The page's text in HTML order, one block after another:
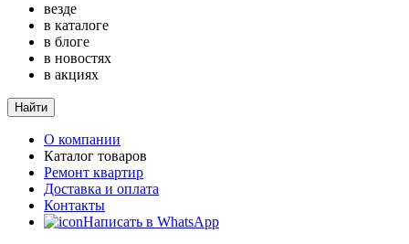
везде
в каталоге
в блоге
в новостях
в акциях
Найти
О компании
Каталог товаров
Ремонт квартир
Доставка и оплата
Контакты
Написать в WhatsApp